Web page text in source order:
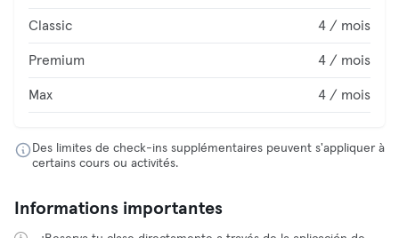
Classic 4 / mois
Premium 4 / mois
Max 4 / mois
Des limites de check-ins supplémentaires peuvent s'appliquer à
certains cours ou activités.
Informations importantes